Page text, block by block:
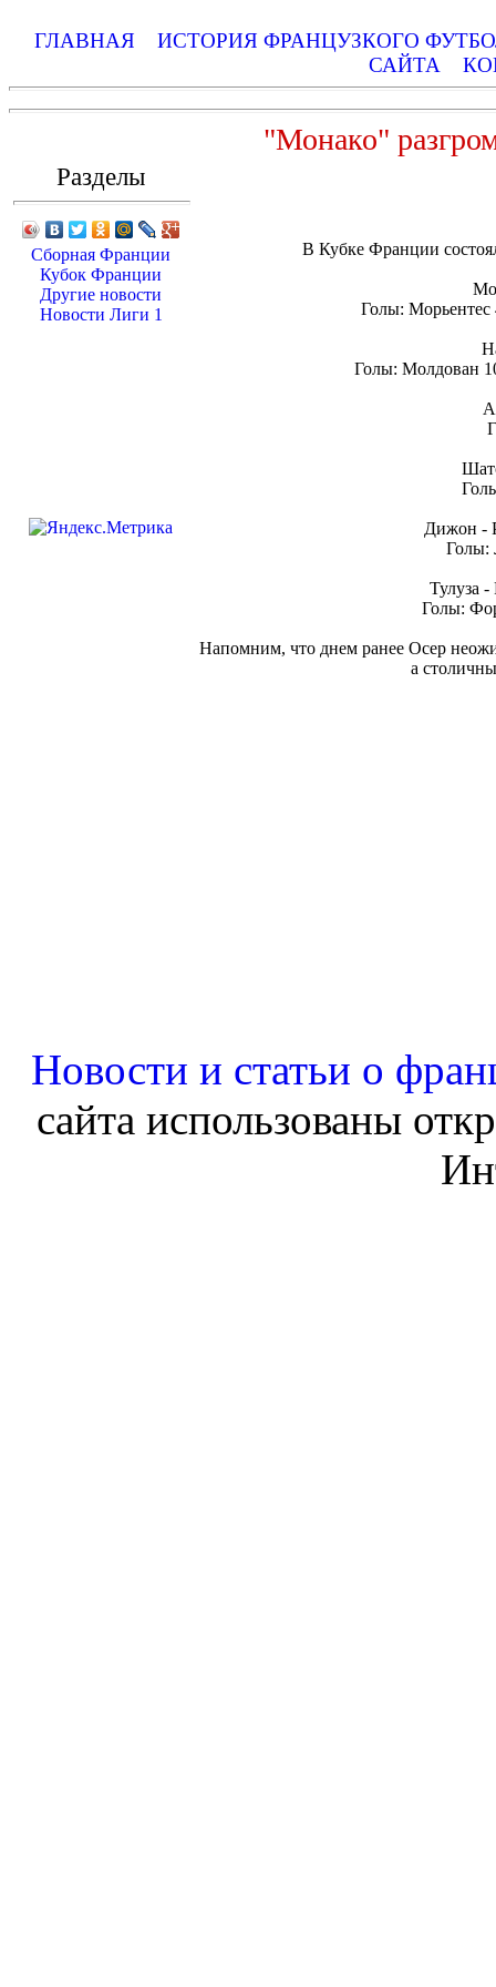
ГЛАВНАЯ
ИСТОРИЯ ФРАНЦУЗКОГО
САЙТА
"Монако"
Разделы
Сборная Франции
Кубок Франции
Другие новости
Новости Лиги 1
В Кубке Франции
Голы:
Голы: Молдован
Дижон -
Голы:
Тулуза
Голы:
Напомним, что днем ранее Осер
а
Новости и статьи о
сайта использованы